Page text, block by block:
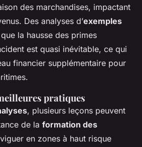
des marchandises, impactant
Des analyses d’exemples
la hausse des primes
est quasi inévitable, ce qui
financier supplémentaire pour
pratiques
, plusieurs leçons peuvent
de la formation des
en zones à haut risque